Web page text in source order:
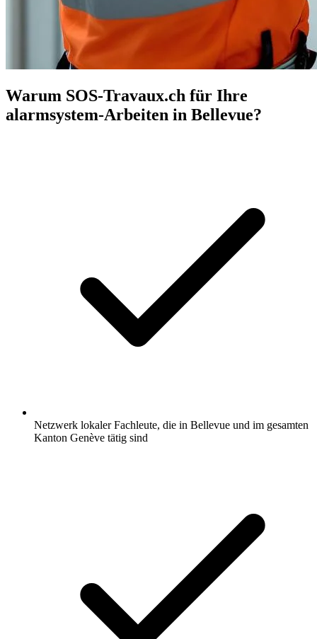
Warum SOS-Travaux.ch für Ihre
alarmsystem-Arbeiten in Bellevue?
Netzwerk lokaler Fachleute, die in Bellevue und im gesamten
Kanton Genève tätig sind